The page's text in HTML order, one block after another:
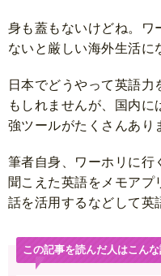
身も蓋もないけどね。ワ
ないと厳しい海外生活に
日本でどうやって英語
もしれませんが、国内
強ツールがたくさんあり
筆者自身、ワーホリに行
聞こえた英語をメモアプ
話を活用するなどして英
この記事を読んだ人はこん